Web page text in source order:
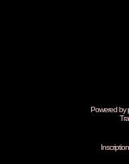
Powered by